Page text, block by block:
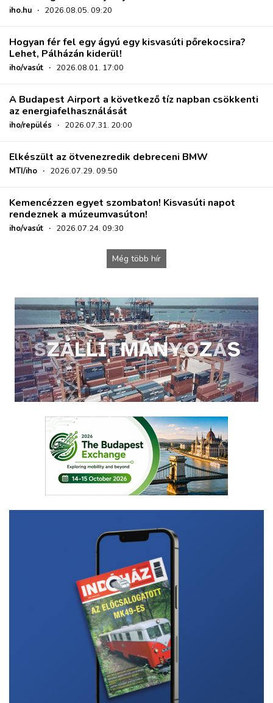
iho.hu · 2026.08.05. 09:20
Hogyan fér fel egy ágyú egy kisvasúti pőrekocsira?
Lehet, Pálházán kiderül!
iho/vasút · 2026.08.01. 17:00
A Budapest Airport a következő tíz napban csökkenti
az energiafelhasználását
iho/repülés · 2026.07.31. 20:00
Elkészült az ötvenezredik debreceni BMW
MTI/iho · 2026.07.29. 09:50
Kemencézzen egyet szombaton! Kisvasúti napot
rendeznek a múzeumvasúton!
iho/vasút · 2026.07.24. 09:30
Még több hír